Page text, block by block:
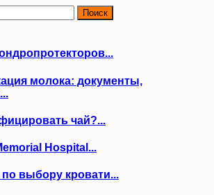
молока: документы,
чай?...
Hospital...
выбору кровати...